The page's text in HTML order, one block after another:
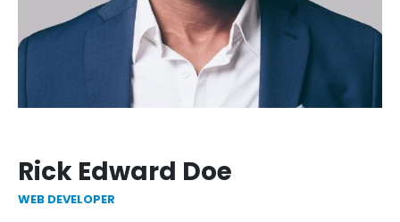
Rick Edward Doe
WEB DEVELOPER